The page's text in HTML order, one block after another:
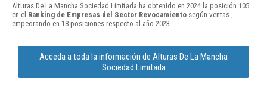
Alturas De La Mancha Sociedad Limitada ha obtenido en 2024 la posición 105
en el Ranking de Empresas del Sector Revocamiento según ventas ,
empeorando en 18 posiciones respecto al año 2023.
Acceda a toda la información de Alturas De La Mancha
Sociedad Limitada